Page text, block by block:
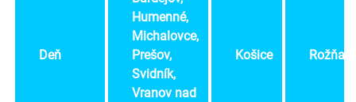
Deň
Humenné,
Michalovce,
Prešov,
Svidník,
Vranov nad
Košice